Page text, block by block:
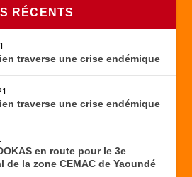
RÉCENTS
traverse une crise endémique
traverse une crise endémique
en route pour le 3e
la zone CEMAC de Yaoundé